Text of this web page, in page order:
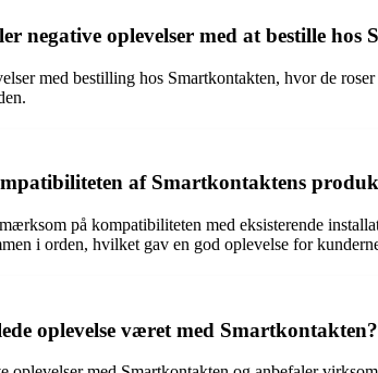
negative oplevelser med at bestille hos
med bestilling hos Smartkontakten, hvor de
af Smartkontaktens
på kompatibiliteten med eksisterende
i orden, hvilket gav en god oplevelse for
oplevelse været med Smartkontakten?